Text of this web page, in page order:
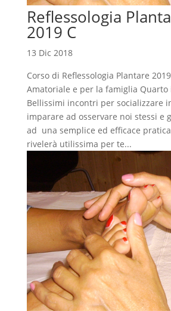
Reflessologia
2019 C
13 Dic 2018
Corso di Reflessologia Plantare
Amatoriale e per la famiglia
Bellissimi incontri per socializzare
imparare ad osservare noi stessi e
ad una semplice ed efficace
rivelerà utilissima per te...